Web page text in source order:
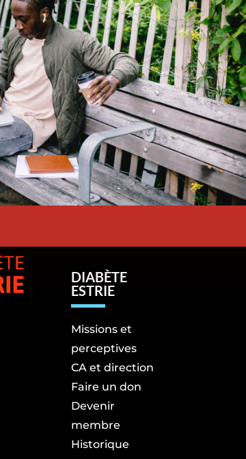
DIABÈTE
ESTRIE
Missions et
perceptives
CA et direction
Faire un don
Devenir
membre
Historique